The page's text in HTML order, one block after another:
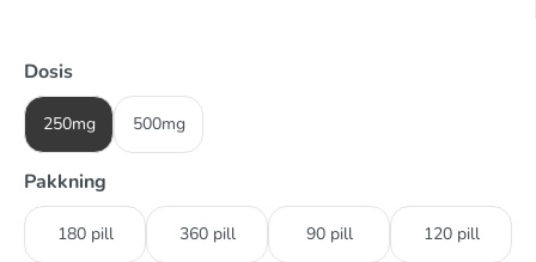
Dosis
250mg 500mg
Pakkning
180 pill 360 pill 90 pill 120 pill